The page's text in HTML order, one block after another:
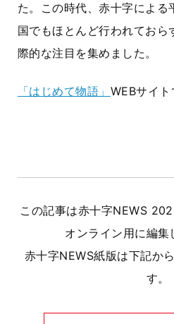
た。この時代、赤十字による
国でもほとんど行われておら
際的な注目を集めました。
「はじめて物語」 WEBサイト
この記事は赤十字NEWS
オンライン用に編集
赤十字NEWS紙版は下記か
す。